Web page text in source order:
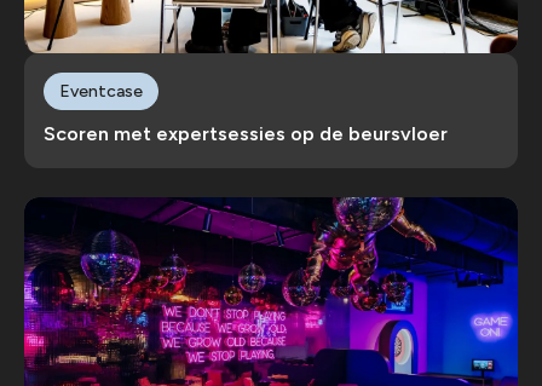
Scoren met expertsessies op de beursvloer
Eventcase